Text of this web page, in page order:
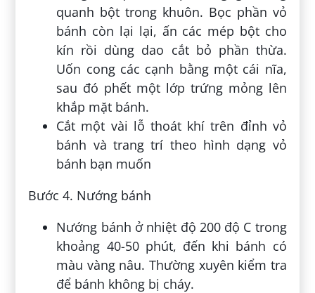
quanh bột trong khuôn. Bọc phần vỏ
bánh còn lại lại, ấn các mép bột cho
kín rồi dùng dao cắt bỏ phần thừa.
Uốn cong các cạnh bằng một cái nĩa,
sau đó phết một lớp trứng mỏng lên
khắp mặt bánh.
Cắt một vài lỗ thoát khí trên đỉnh vỏ
bánh và trang trí theo hình dạng vỏ
bánh bạn muốn
Bước 4. Nướng bánh
Nướng bánh ở nhiệt độ 200 độ C trong
khoảng 40-50 phút, đến khi bánh có
màu vàng nâu. Thường xuyên kiểm tra
để bánh không bị cháy.